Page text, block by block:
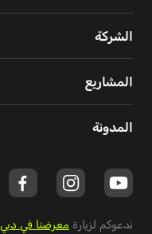
الشركة
المشاريع
المدونة
ندعوكم لزيارة معرضنا في دبي